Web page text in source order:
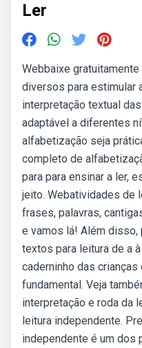
Ler
Webbaixe
diversos para estimular
interpretação textual
adaptável a diferentes
alfabetização seja
completo de
para para ensinar a ler,
jeito. Webatividades de
frases, palavras,
e vamos lá! Além disso,
textos para leitura de a
caderninho das crianças
fundamental. Veja
interpretação e roda da
leitura independente.
independente é um dos